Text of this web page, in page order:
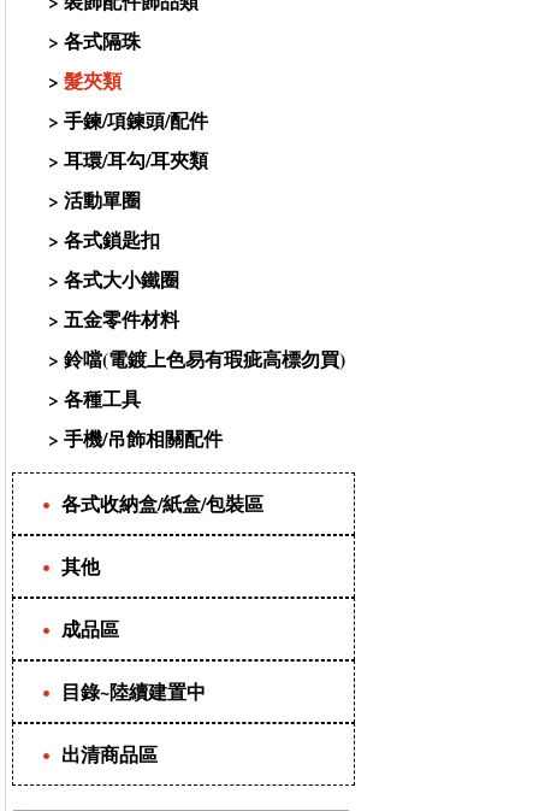
> 各式隔珠
> 髮夾類
> 手鍊/項鍊頭/配件
> 耳環/耳勾/耳夾類
> 活動單圈
> 各式鎖匙扣
> 各式大小鐵圈
> 五金零件材料
> 鈴噹(電鍍上色易有瑕疵高標勿買)
> 各種工具
> 手機/吊飾相關配件
各式收納盒/紙盒/包裝區
其他
成品區
目錄~陸續建置中
出清商品區